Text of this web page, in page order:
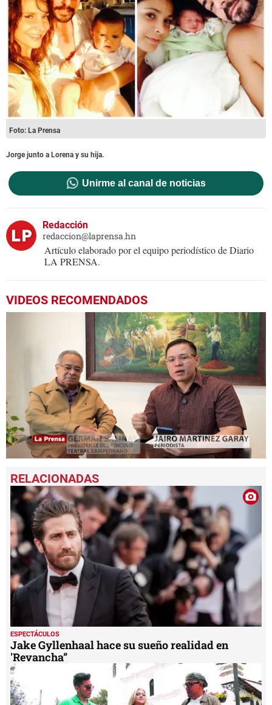
Foto: La Prensa
Jorge junto a Lorena y su hija.
Unirme al canal de noticias
Redacción
redaccion@laprensa.hn
Artículo elaborado por el equipo periodístico de Diario
LA PRENSA.
VIDEOS RECOMENDADOS
seconds
of
22
minutes,
22
seconds
ESPECTÁCULOS
Jake Gyllenhaal hace su sueño realidad en
'Revancha”